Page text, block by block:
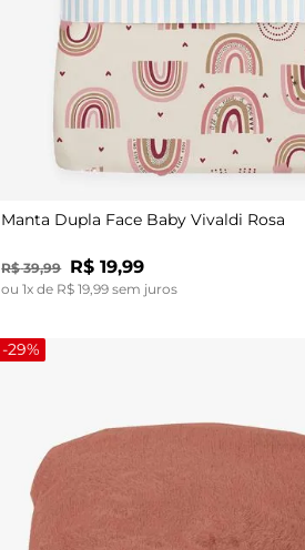
UN
Manta Dupla Face Baby Vivaldi Rosa
R$ 39,99 R$ 19,99
ou1x de R$ 19 ,99 sem juros
-29%